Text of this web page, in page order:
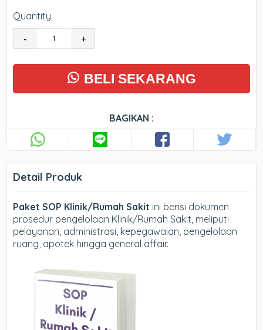
Quantity
- +
BELI SEKARANG
BAGIKAN :
Detail Produk
Paket SOP Klinik/Rumah Sakit ini berisi dokumen
prosedur pengelolaan Klinik/Rumah Sakit, meliputi
pelayanan, administrasi, kepegawaian, pengelolaan
ruang, apotek hingga general affair.